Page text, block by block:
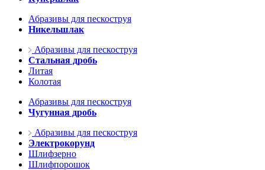
Абразивы для пескоструя
Никельшлак
Абразивы для пескоструя
Стальная дробь
Литая
Колотая
Абразивы для пескоструя
Чугунная дробь
Абразивы для пескоструя
Электрокорунд
Шлифзерно
Шлифпорошок